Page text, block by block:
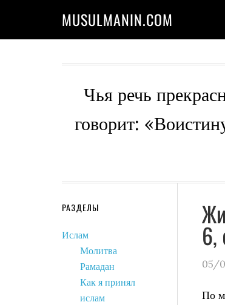
MUSULMANIN.COM
Чья речь
говорит:
6,
05/
По
РАЗДЕЛЫ
Ислам
Молитва
Рамадан
Как я принял
ислам